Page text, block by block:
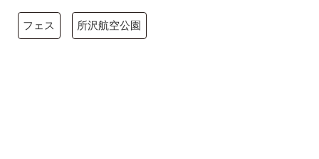
フェス 所沢航空公園